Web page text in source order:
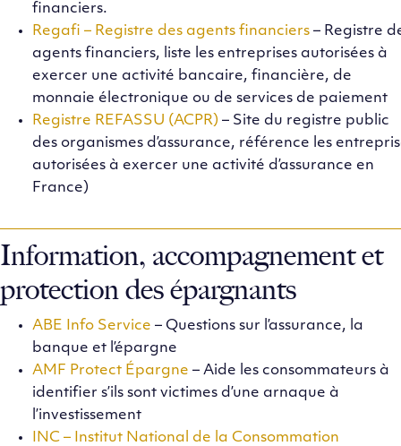
financiers.
Regafi – Registre des agents financiers – Registre
agents financiers, liste les entreprises autorisées à
exercer une activité bancaire, financière, de
monnaie électronique ou de services de paiement
Registre REFASSU (ACPR) – Site du registre public
des organismes d’assurance, référence les
autorisées à exercer une activité d’assurance en
France)
Information, accompagnement et
protection des épargnants
ABE Info Service – Questions sur l’assurance, la
banque et l’épargne
AMF Protect Épargne – Aide les consommateurs à
identifier s’ils sont victimes d’une arnaque à
l’investissement
INC – Institut National de la Consommation